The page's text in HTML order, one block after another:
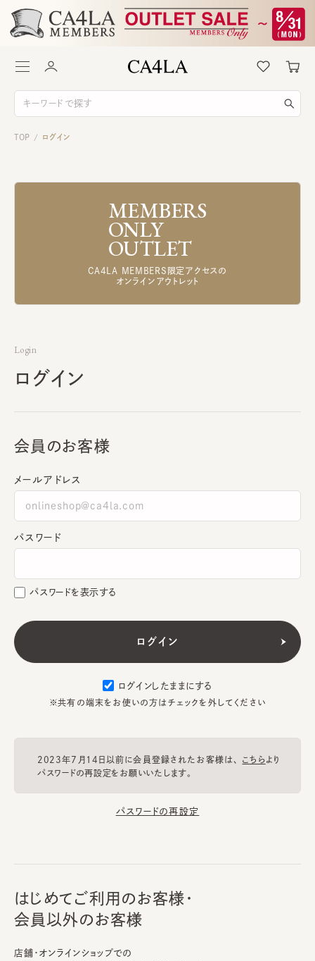
TOP / ログイン
MEMBERS
ONLY
OUTLET
CA4LA MEMBERS限定アクセスの
オンラインアウトレット
Login
ログイン
会員のお客様
メールアドレス
パスワード
パスワードを表示する
ログインしたままにする
※共有の端末をお使いの方はチェックを外してください
2023年7月14日以前に会員登録されたお客様は、 こちらより
パスワードの再設定をお願いいたします。
パスワードの再設定
はじめてご利用のお客様・
会員以外のお客様
店舗・オンラインショップでの